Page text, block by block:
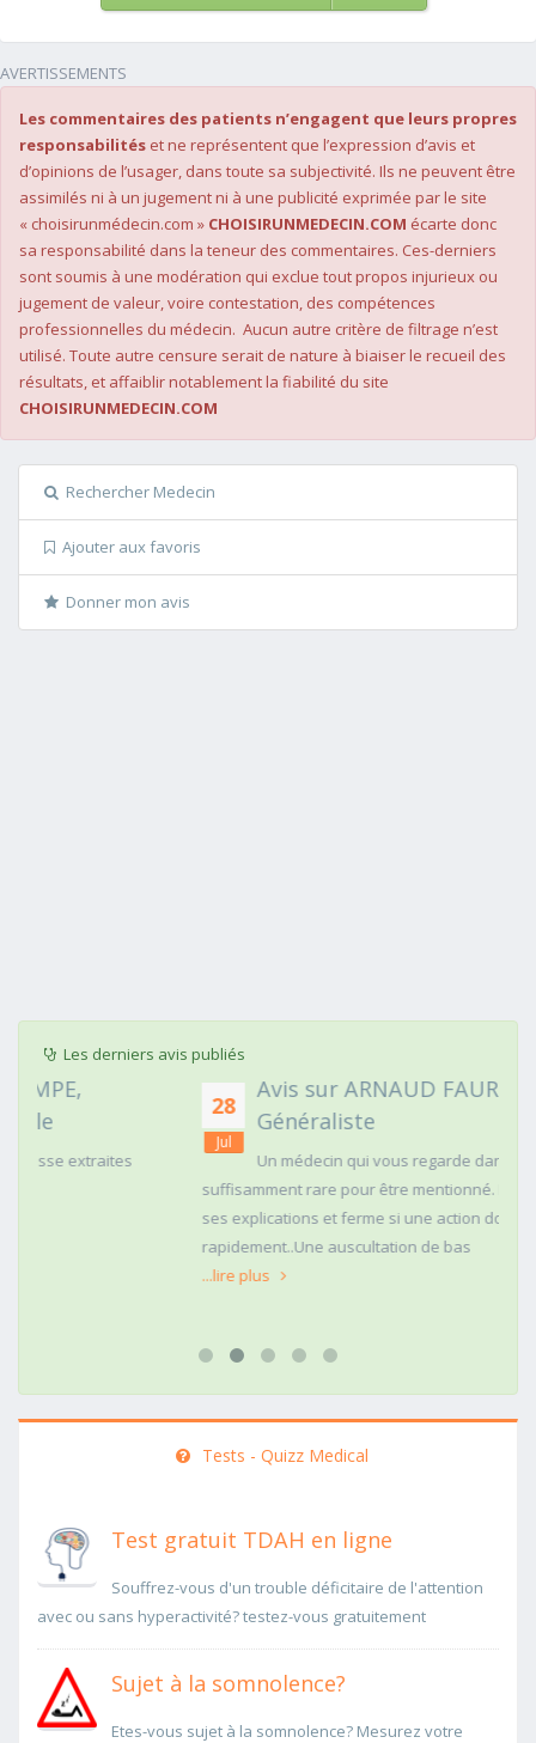
AVERTISSEMENTS
Les commentaires des patients n’engagent que leurs propres
responsabilités et ne représentent que l’expression d’avis et
d’opinions de l’usager, dans toute sa subjectivité. Ils ne peuvent être
assimilés ni à un jugement ni à une publicité exprimée par le site
« choisirunmédecin.com » CHOISIRUNMEDECIN.COM écarte donc
sa responsabilité dans la teneur des commentaires. Ces-derniers
sont soumis à une modération qui exclue tout propos injurieux ou
jugement de valeur, voire contestation, des compétences
professionnelles du médecin. Aucun autre critère de filtrage n’est
utilisé. Toute autre censure serait de nature à biaiser le recueil des
résultats, et affaiblir notablement la fiabilité du site
CHOISIRUNMEDECIN.COM
Rechercher Medecin
Ajouter aux favoris
Donner mon avis
Les derniers avis publiés
28
Avis sur ARNAUD FAURIE, Médecin
Généraliste
Un médecin qui vous regarde dans les yeux c'est
suffisamment rare pour être mentionné. Posé,clair dans
ses explications et ferme si une action doit être menée
rapidement..Une auscultation de bas
Tests - Quizz Medical
Test gratuit TDAH en ligne
Souffrez-vous d'un trouble déficitaire de l'attention
avec ou sans hyperactivité? testez-vous gratuitement
Sujet à la somnolence?
Etes-vous sujet à la somnolence? Mesurez votre